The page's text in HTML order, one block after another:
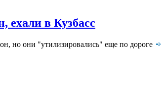
ехали в Кузбасс
но они "утилизировались" еще по дороге